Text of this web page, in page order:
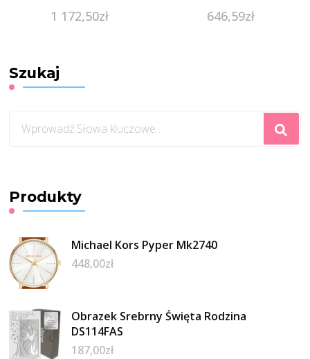
1 172,50zł 646,59zł
Szukaj
czegoś?
Produkty
Michael Kors Pyper Mk2740
448,00zł
Obrazek Srebrny Święta Rodzina
DS114FAS
187,00zł